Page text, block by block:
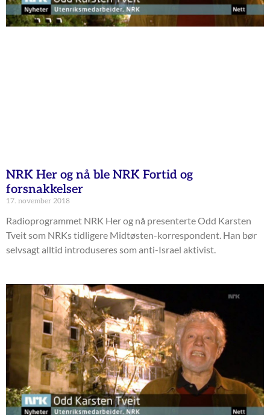
NRK Her og nå ble NRK Fortid og
forsnakkelser
17. november 2018
Radioprogrammet NRK Her og nå presenterte Odd Karsten
Tveit som NRKs tidligere Midtøsten-korrespondent. Han bør
selvsagt alltid introduseres som anti-Israel aktivist.